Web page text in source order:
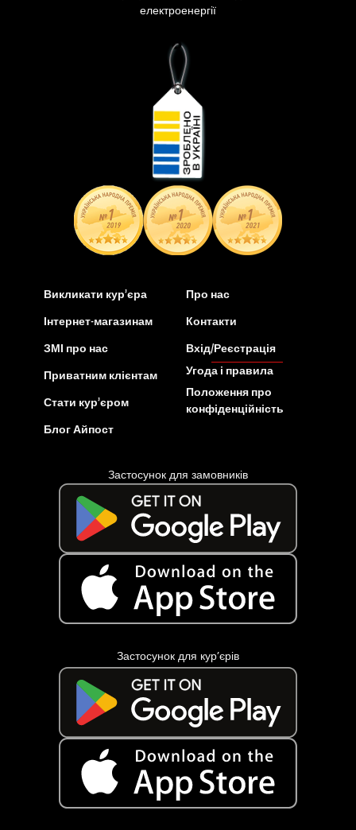
електроенергії
Викликати кур’єра
Інтернет-магазинам
ЗМІ про нас
Приватним клієнтам
Стати кур’єром
Блог Айпост
Про нас
Контакти
Вхід/Реєстрація
Угода і правила
Положення про
конфіденційність
Застосунок для замовників
Застосунок для кур’єрів